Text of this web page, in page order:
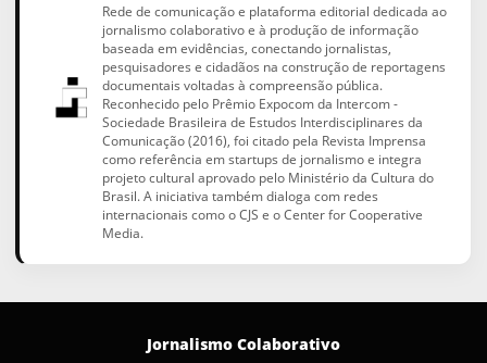
Rede de comunicação e plataforma editorial dedicada ao
jornalismo colaborativo e à produção de informação
baseada em evidências, conectando jornalistas,
pesquisadores e cidadãos na construção de reportagens
documentais voltadas à compreensão pública.
Reconhecido pelo Prêmio Expocom da Intercom -
Sociedade Brasileira de Estudos Interdisciplinares da
Comunicação (2016), foi citado pela Revista Imprensa
como referência em startups de jornalismo e integra
projeto cultural aprovado pelo Ministério da Cultura do
Brasil. A iniciativa também dialoga com redes
internacionais como o CJS e o Center for Cooperative
Media.
Jornalismo Colaborativo